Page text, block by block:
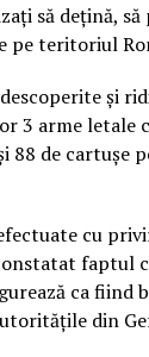
să dețină, să
pe teritoriul
și
3 arme letale
88 de cartușe
cu
faptul
ca fiind
din